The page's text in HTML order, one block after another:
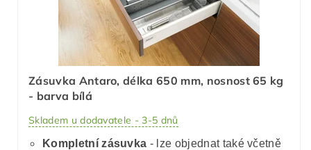
Zásuvka Antaro, délka 650 mm, nosnost 65 kg
- barva bílá
Skladem u dodavatele - 3-5 dnů
Kompletní zásuvka - lze objednat také včetně